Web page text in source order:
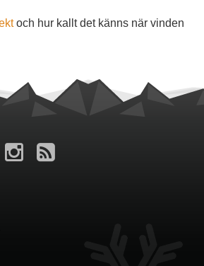
och hur kallt det känns när vinden